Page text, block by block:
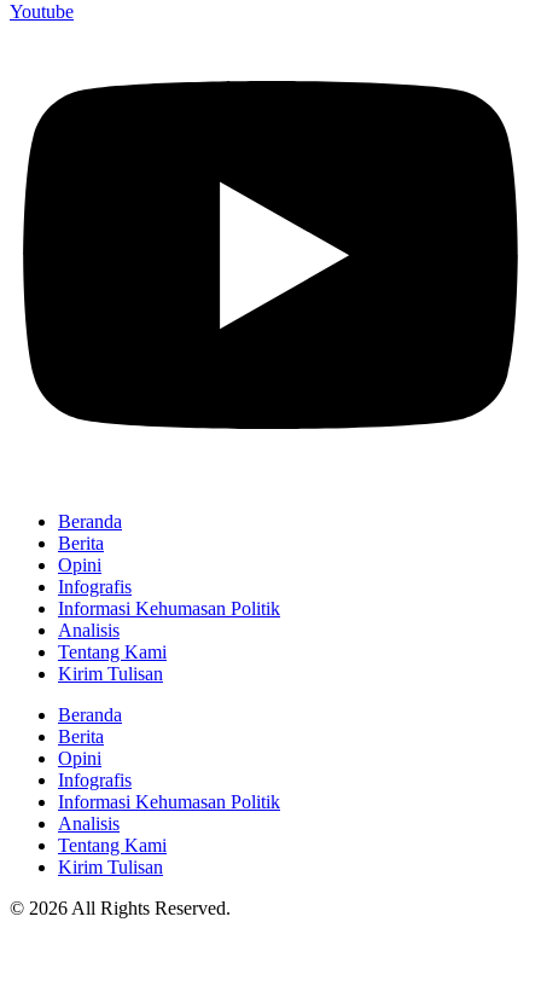
Youtube
Beranda
Berita
Opini
Infografis
Informasi Kehumasan Politik
Analisis
Tentang Kami
Kirim Tulisan
Beranda
Berita
Opini
Infografis
Informasi Kehumasan Politik
Analisis
Tentang Kami
Kirim Tulisan
© 2026 All Rights Reserved.